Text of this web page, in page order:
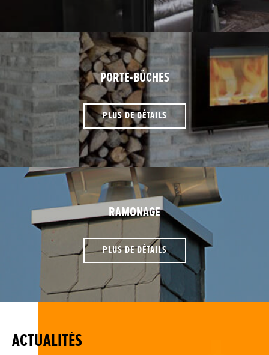
PORTE-BÛCHES
PLUS DE DÉTAILS
RAMONAGE
PLUS DE DÉTAILS
ACTUALITÉS